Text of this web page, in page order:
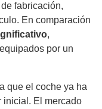
fabricación,
En comparación
,
por un
que el coche ya ha
inicial. El mercado